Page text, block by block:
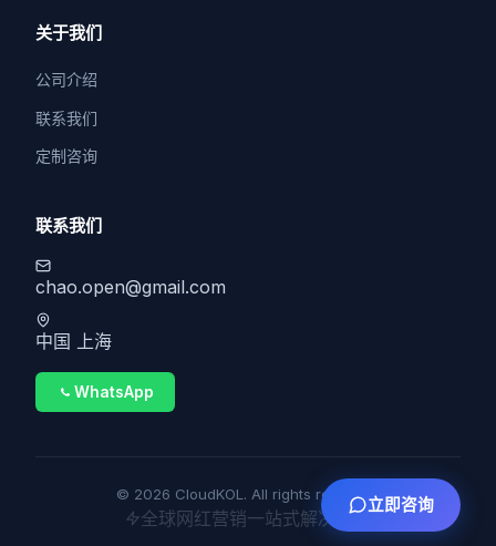
关于我们
公司介绍
联系我们
定制咨询
联系我们
chao.open@gmail.com
中国 上海
WhatsApp
© 2026 CloudKOL. All rights reserved.
全球网红营销一站式解决方案
立即咨询